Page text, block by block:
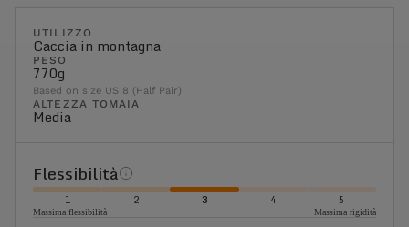
UTILIZZO
Caccia in montagna
PESO
770g
Based on size US 8 (Half Pair)
ALTEZZA TOMAIA
Media
Flessibilità
1 2 3 4 5
Massima flessibilità Massima rigidità